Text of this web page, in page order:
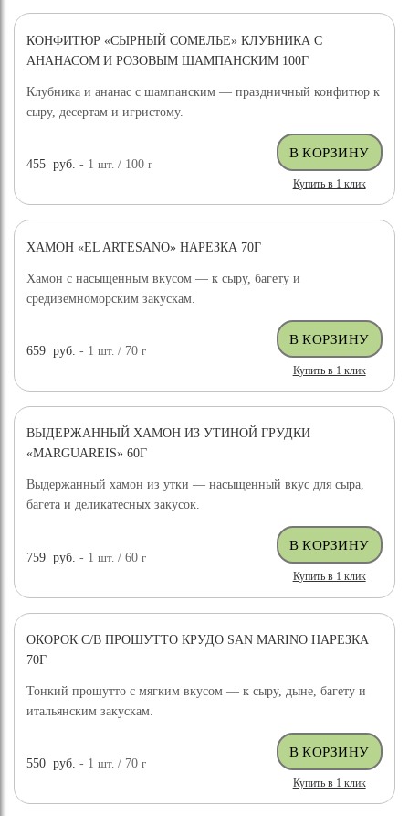
КОНФИТЮР «СЫРНЫЙ СОМЕЛЬЕ» КЛУБНИКА С
АНАНАСОМ И РОЗОВЫМ ШАМПАНСКИМ 100Г
Клубника и ананас с шампанским — праздничный конфитюр к
сыру, десертам и игристому.
455 руб. - 1шт. / 100г
Купить в 1 клик
ХАМОН «EL ARTESANO» НАРЕЗКА 70Г
Хамон с насыщенным вкусом — к сыру, багету и
средиземноморским закускам.
659 руб. - 1шт. / 70г
Купить в 1 клик
ВЫДЕРЖАННЫЙ ХАМОН ИЗ УТИНОЙ ГРУДКИ
«MARGUAREIS» 60Г
Выдержанный хамон из утки — насыщенный вкус для сыра,
багета и деликатесных закусок.
759 руб. - 1шт. / 60г
Купить в 1 клик
ОКОРОК С/В ПРОШУТТО КРУДО SAN MARINO НАРЕЗКА
70Г
Тонкий прошутто с мягким вкусом — к сыру, дыне, багету и
итальянским закускам.
550 руб. - 1шт. / 70г
Купить в 1 клик